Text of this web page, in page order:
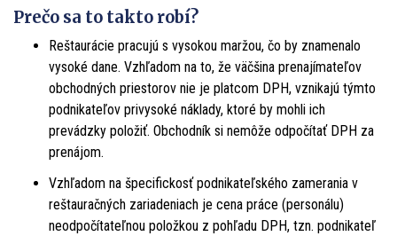
Prečo sa to takto robí?
Reštaurácie pracujú s vysokou maržou, čo by znamenalo
vysoké dane. Vzhľadom na to, že väčšina prenajímateľov
obchodných priestorov nie je platcom DPH, vznikajú týmto
podnikateľov privysoké náklady, ktoré by mohli ich
prevádzky položiť. Obchodník si nemôže odpočítať DPH za
prenájom.
Vzhľadom na špecifickosť podnikateľského zamerania v
reštauračných zariadeniach je cena práce (personálu)
neodpočítateľnou položkou z pohľadu DPH, tzn. podnikateľ